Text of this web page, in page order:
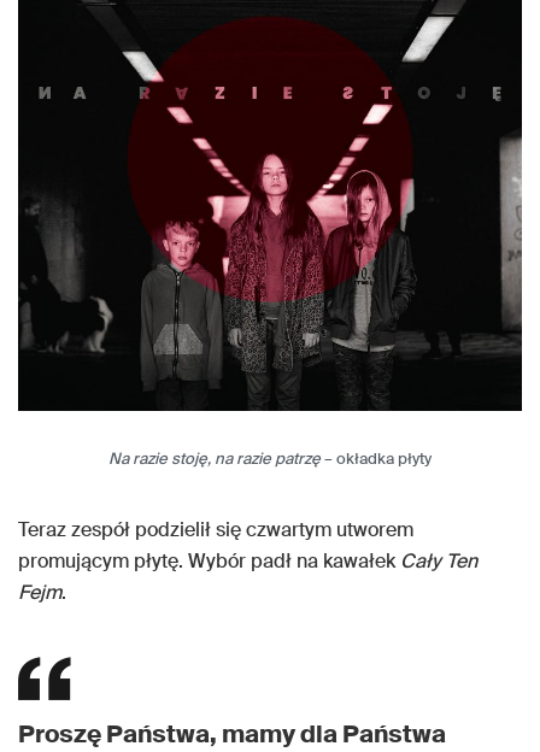
Na razie stoję, na razie patrzę– okładka płyty
Teraz zespół podzielił się czwartym utworem
promującym płytę. Wybór padł na kawałek Cały Ten
Fejm.
Proszę Państwa, mamy dla Państwa